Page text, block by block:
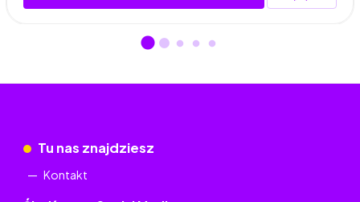
Tu nas znajdziesz
Kontakt